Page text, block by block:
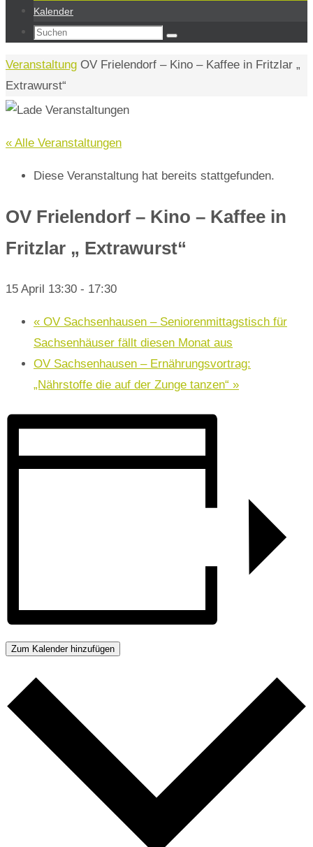
Kalender
Suchen
Suchen
Start
Veranstaltung OV Frielendorf – Kino – Kaffee in Fritzlar „
Extrawurst“
« Alle Veranstaltungen
Diese Veranstaltung hat bereits stattgefunden.
OV Frielendorf – Kino – Kaffee in
Fritzlar „ Extrawurst“
15 April 13:30 - 17:30
« OV Sachsenhausen – Seniorenmittagstisch für
Sachsenhäuser fällt diesen Monat aus
OV Sachsenhausen – Ernährungsvortrag:
„Nährstoffe die auf der Zunge tanzen“ »
Zum Kalender hinzufügen